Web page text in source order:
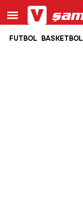
FUTBOL BASKETBOL